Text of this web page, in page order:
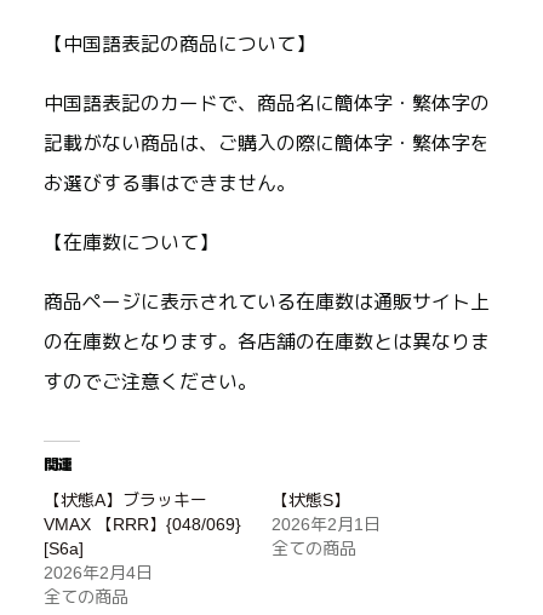
【中国語表記の商品について】
中国語表記のカードで、商品名に簡体字・繁体字の
記載がない商品は、ご購入の際に簡体字・繁体字を
お選びする事はできません。
【在庫数について】
商品ページに表示されている在庫数は通販サイト上
の在庫数となります。各店舗の在庫数とは異なりま
すのでご注意ください。
関連
【状態A】ブラッキー
VMAX 【RRR】{048/069}
[S6a]
2026年2月4日
全ての商品
【状態S】
2026年2月1日
全ての商品